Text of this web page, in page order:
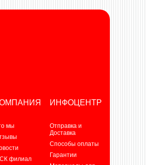
мы
филиал
ИНФОЦЕНТР
Отправка и
Доставка
Способы оплаты
Гарантии